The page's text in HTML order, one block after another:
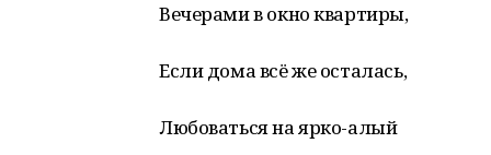
Вечерами в окно квартиры,
Если дома всё же осталась,
Любоваться на ярко-алый